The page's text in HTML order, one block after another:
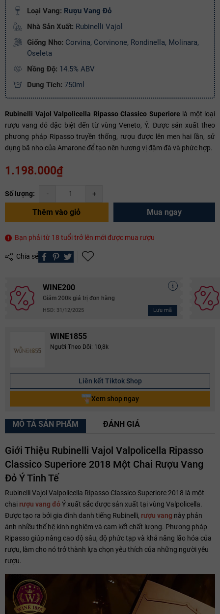
Loại Vang: Rượu Vang Đỏ
Nhà Sản Xuất: Rubinelli Vajol
Giống Nho: Corvina, Corvinone, Rondinella, Molinara,
Oseleta
Nồng Độ: 14.5% ABV
Dung Tích: 750ml
Rubinelli Vajol Valpolicella Ripasso Classico Superiore là một loại
rượu vang đỏ đặc biệt đến từ vùng Veneto, Ý. Được sản xuất theo
phương pháp Ripasso truyền thống, rượu được lên men hai lần, sử
dụng bã nho của Amarone để tạo nên hương vị đậm đà và phức hợp.
1.198.000₫
Số lượng: - +
Thêm vào giỏ Mua ngay
Bạn phải từ 18 tuổi trở lên mới được mua rượu
Chia sẻ
WINE200
Giảm 200k giá trị đơn hàng
HSD: 31/12/2025 Lưu mã
WINE1855
Người Theo Dõi: 10,8k
Liên kết Tiktok Shop
Xem shop ngay
MÔ TẢ SẢN PHẨM ĐÁNH GIÁ
Giới Thiệu Rubinelli Vajol Valpolicella Ripasso
Classico Superiore 2018 Một Chai Rượu Vang
Đỏ Ý Tinh Tế
Rubinelli Vajol Valpolicella Ripasso Classico Superiore 2018 là một
chai rượu vang đỏÝ xuất sắc được sản xuất tại vùng Valpolicella.
Được tạo ra bởi gia đình danh tiếng Rubinelli, rượu vang này phản
ánh nhiều thế hệ kinh nghiệm và cam kết chất lượng. Phương pháp
Ripasso giúp nâng cao độ sâu, độ phức tạp và khả năng lão hóa của
rượu, làm cho nó trở thành lựa chọn yêu thích của những người yêu
rượu.